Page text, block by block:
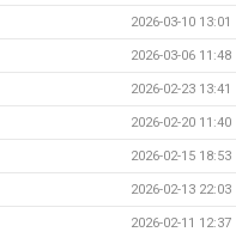
2026-03-10 13:01
2026-03-06 11:48
2026-02-23 13:41
2026-02-20 11:40
2026-02-15 18:53
2026-02-13 22:03
2026-02-11 12:37